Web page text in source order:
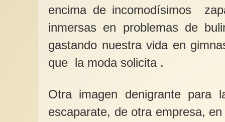
encima de incomodísimos
inmersas en problemas de
gastando nuestra vida en
que la moda solicita .
Otra imagen denigrante para
escaparate, de otra empresa,